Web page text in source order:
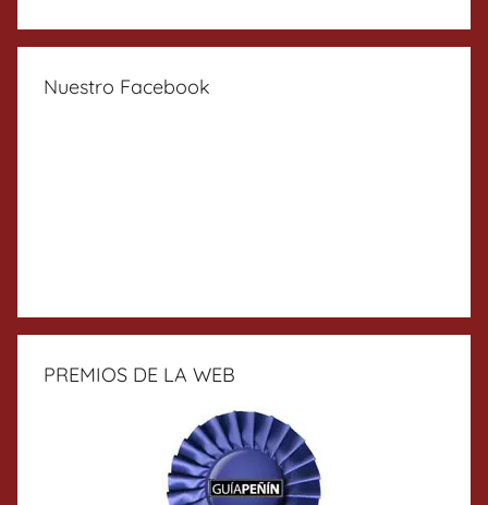
Nuestro Facebook
PREMIOS DE LA WEB